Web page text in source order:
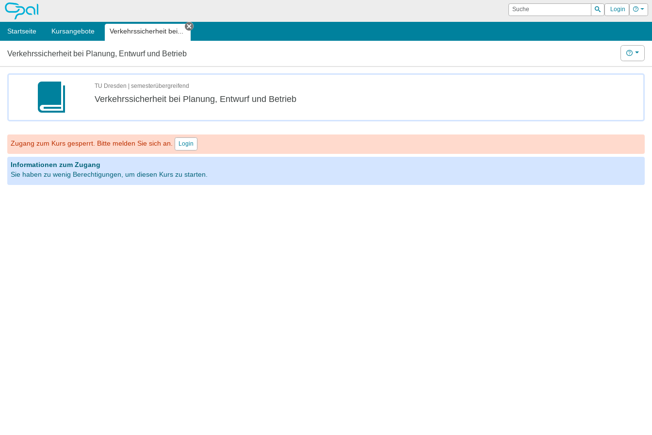
OPAL Suche
Suchen
Login Hilfe
Startseite Kursangebote Verkehrssicherheit bei...
Tab schließen
Verkehrssicherheit bei Planung, Entwurf und Betrieb Hilfe
TU Dresden | semesterübergreifend
Verkehrssicherheit bei Planung, Entwurf und Betrieb
Zugang zum Kurs gesperrt. Bitte melden Sie sich an. Login
Informationen zum Zugang
Sie haben zu wenig Berechtigungen, um diesen Kurs zu starten.